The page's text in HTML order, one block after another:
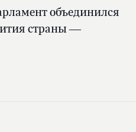
объединился
страны —